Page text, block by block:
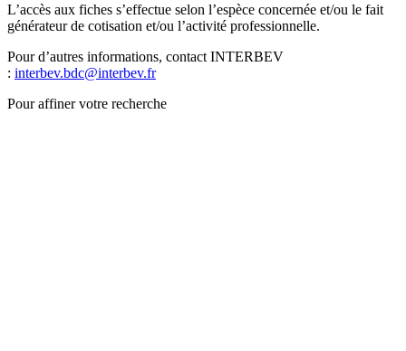
L’accès aux fiches s’effectue selon l’espèce concernée et/ou le fait
générateur de cotisation et/ou l’activité professionnelle.
Pour d’autres informations, contact INTERBEV
: interbev.bdc@interbev.fr
Pour affiner votre recherche